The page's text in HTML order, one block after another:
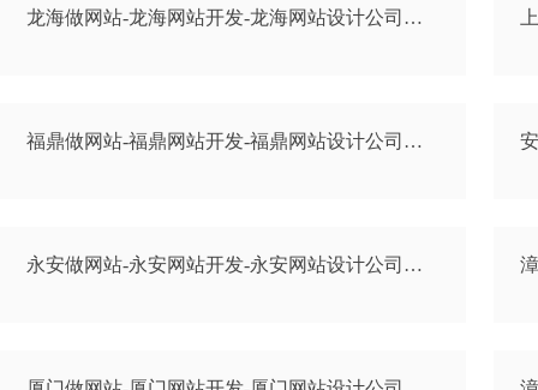
龙海做网站-龙海网站开发-龙海网站设计公司…
福鼎做网站-福鼎网站开发-福鼎网站设计公司…
永安做网站-永安网站开发-永安网站设计公司…